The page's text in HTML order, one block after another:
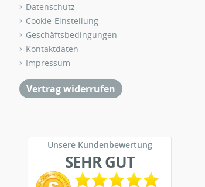
Datenschutz
Cookie-Einstellung
Geschäftsbedingungen
Kontaktdaten
Impressum
Vertrag widerrufen
Unsere Kundenbewertung
SEHR GUT